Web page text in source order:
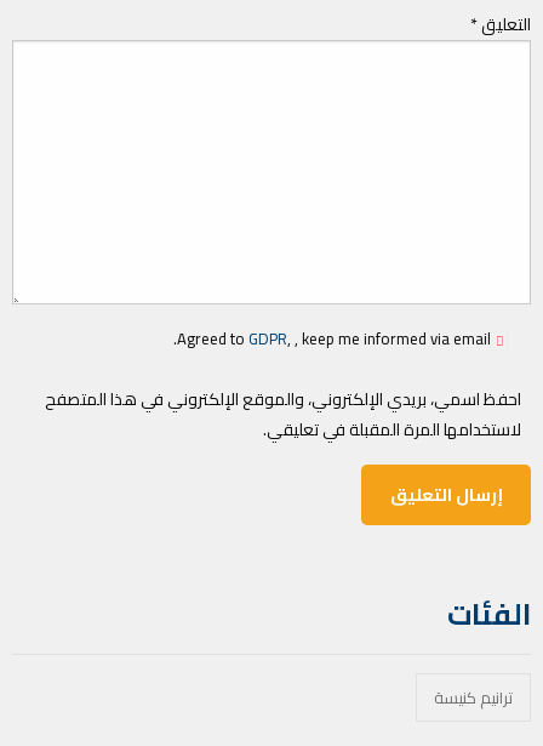
التعليق*
Agreed toGDPR, , keep me informed via email.
احفظ اسمي، بريدي الإلكتروني، والموقع الإلكتروني في هذا المتصفح
لاستخدامها المرة المقبلة في تعليقي.
الفئات
ترانيم كنيسة